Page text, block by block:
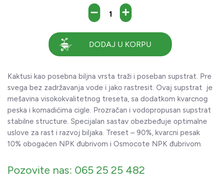
DODAJ U KORPU
Kaktusi kao posebna biljna vrsta traži i poseban supstrat. Pre
svega bez zadržavanja vode i jako rastresit. Ovaj supstrat je
mešavina visokokvalitetnog treseta, sa dodatkom kvarcnog
peska i komadićima cigle. Prozračan i vodopropusan supstrat
stabilne structure. Specijalan sastav obezbeđuje optimalne
uslove za rast i razvoj biljaka. Treset – 90%, kvarcni pesak
10% obogaćen NPK đubrivom i Osmocote NPK đubrivom.
Pozovite nas: 065 25 25 482